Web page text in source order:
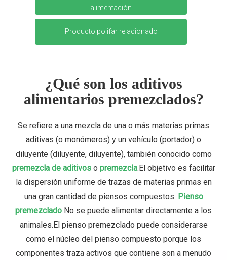
alimentación
Producto polifar relacionado
¿Qué son los aditivos
alimentarios premezclados?
Se refiere a una mezcla de una o más materias primas
aditivas (o monómeros) y un vehículo (portador) o
diluyente (diluyente, diluyente), también conocido como
premezcla de aditivoso premezcla.El objetivo es facilitar
la dispersión uniforme de trazas de materias primas en
una gran cantidad de piensos compuestos. Pienso
premezclado No se puede alimentar directamente a los
animales.El pienso premezclado puede considerarse
como el núcleo del pienso compuesto porque los
componentes traza activos que contiene son a menudo